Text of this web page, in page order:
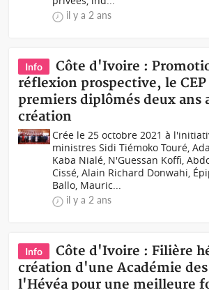
il y a 2 ans
Info
Côte d'Ivoire :
réflexion prospective, le CEP
premiers diplômés deux ans
création
Crée le 25 octobre 2021 à
ministres Sidi Tiémoko Touré,
Kaba Nialé, N'Guessan Koffi,
Cissé, Alain Richard Donwahi,
Ballo, Mauric...
il y a 2 ans
Info
Côte d'Ivoire : Filière
création d'une Académie
l'Hévéa pour une meilleure